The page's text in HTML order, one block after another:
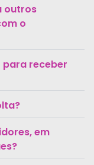
outros
o
para receber
em